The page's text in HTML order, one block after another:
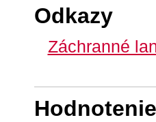
Odkazy
Záchranné